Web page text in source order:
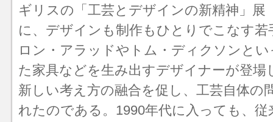
ギリスの「工芸とデザインの新精神」展
に、デザインも制作もひとりでこなす
ロン・アラッドやトム・ディクソンと
た家具などを生み出すデザイナーが登場
新しい考え方の融合を促し、工芸自体の
れたのである。1990年代に入っても、